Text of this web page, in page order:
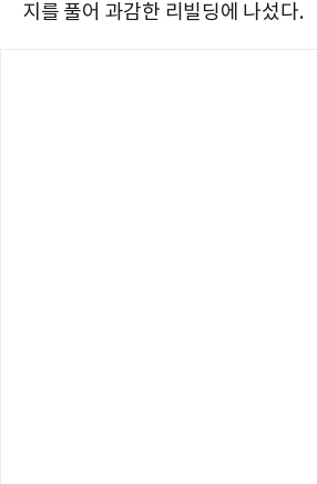
지를 풀어 과감한 리빌딩에 나섰다.